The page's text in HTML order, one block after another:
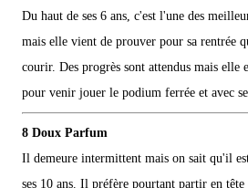
Du haut de ses 6 ans, c'est l'une des
mais elle vient de prouver pour sa rentrée
courir. Des progrès sont attendus mais elle
pour venir jouer le podium ferrée et avec
8 Doux Parfum
Il demeure intermittent mais on sait qu'il
ses 10 ans. Il préfère pourtant partir en